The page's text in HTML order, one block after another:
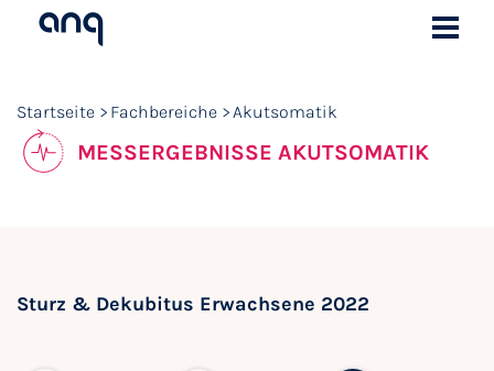
Startseite Fachbereiche Akutsomatik
MESSERGEBNISSE AKUTSOMATIK
Sturz & Dekubitus Erwachsene 2022